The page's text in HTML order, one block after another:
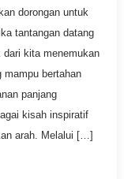
dorongan untuk
tantangan datang
dari kita menemukan
mampu bertahan
panjang
kisah inspiratif
arah. Melalui […]